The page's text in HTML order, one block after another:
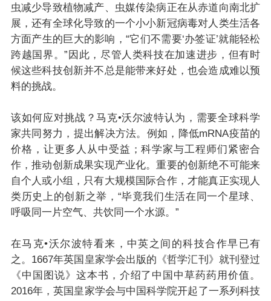
虫减少导致植物减产、虫媒传染病正在从赤道向南北扩
展，还有全球化导致的一个小小新冠病毒对人类生活各
方面产生的巨大的影响，“它们不需要‘办签证’就能轻松
跨越国界。”因此，尽管人类科技在加速进步，但有时
候这些科技创新并不总是能带来好处，也会造成难以预
料的挑战。
该如何应对挑战？马克•沃尔波特认为，需要全球科学
家共同努力，提出解决方法。例如，降低mRNA疫苗的
价格，让更多人从中受益；科学家与工程师们紧密合
作，推动创新成果实现产业化。重要的创新绝不可能来
自个人或小组，只有大规模国际合作，才能真正实现人
类历史上的创新之举，“毕竟我们生活在同一个星球、
呼吸同一片空气、共饮同一个水源。”
在马克•沃尔波特看来，中英之间的科技合作早已有
之。1667年英国皇家学会出版的《哲学汇刊》就刊登过
《中国图说》这本书，介绍了中国中草药药用价值。
2016年，英国皇家学会与中国科学院开起了一系列科技